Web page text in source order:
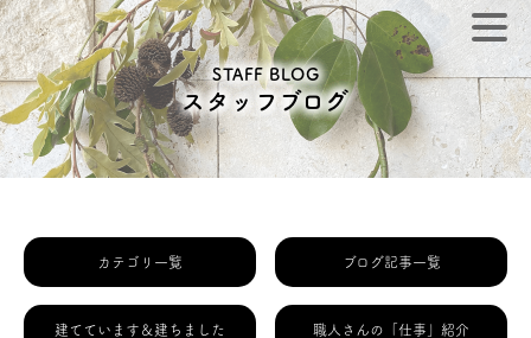
STAFF BLOG
スタッフブログ
カテゴリ一覧 ブログ記事一覧
建てています＆建ちました 職人さんの「仕事」紹介